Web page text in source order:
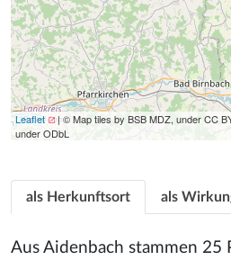
Leaflet
| © Map tiles by BSB MDZ, under CC
under ODbL
als Herkunftsort als
Aus Aidenbach stammen 25